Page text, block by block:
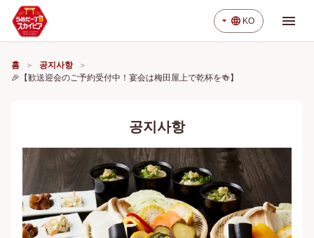
arrow_drop_down language KO menu
홈
공지사항
🎉【歓送迎会のご予約受付中！宴会は梅田屋上で乾杯を🍻】
공지사항